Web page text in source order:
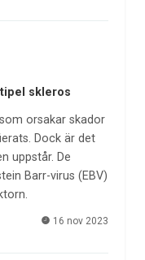
skleros
orsakar skador
Dock är det
uppstår. De
Barr-virus (EBV)
16 nov 2023